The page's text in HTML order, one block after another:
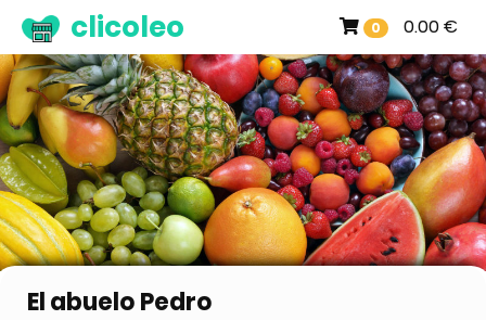
0 0.00 €
clicoleo
El abuelo Pedro